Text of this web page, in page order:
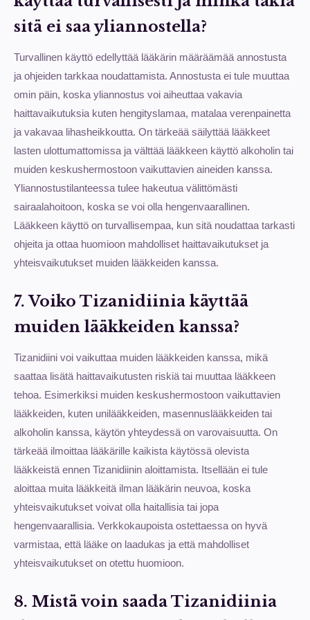
sitä ei saa yliannostella?
Turvallinen käyttö edellyttää lääkärin määräämää annostusta
ja ohjeiden tarkkaa noudattamista. Annostusta ei tule muuttaa
omin päin, koska yliannostus voi aiheuttaa vakavia
haittavaikutuksia kuten hengityslamaa, matalaa verenpainetta
ja vakavaa lihasheikkoutta. On tärkeää säilyttää lääkkeet
lasten ulottumattomissa ja välttää lääkkeen käyttö alkoholin tai
muiden keskushermostoon vaikuttavien aineiden kanssa.
Yliannostustilanteessa tulee hakeutua välittömästi
sairaalahoitoon, koska se voi olla hengenvaarallinen.
Lääkkeen käyttö on turvallisempaa, kun sitä noudattaa tarkasti
ohjeita ja ottaa huomioon mahdolliset haittavaikutukset ja
yhteisvaikutukset muiden lääkkeiden kanssa.
7. Voiko Tizanidiinia käyttää
muiden lääkkeiden kanssa?
Tizanidiini voi vaikuttaa muiden lääkkeiden kanssa, mikä
saattaa lisätä haittavaikutusten riskiä tai muuttaa lääkkeen
tehoa. Esimerkiksi muiden keskushermostoon vaikuttavien
lääkkeiden, kuten unilääkkeiden, masennuslääkkeiden tai
alkoholin kanssa, käytön yhteydessä on varovaisuutta. On
tärkeää ilmoittaa lääkärille kaikista käytössä olevista
lääkkeistä ennen Tizanidiinin aloittamista. Itsellään ei tule
aloittaa muita lääkkeitä ilman lääkärin neuvoa, koska
yhteisvaikutukset voivat olla haitallisia tai jopa
hengenvaarallisia. Verkkokaupoista ostettaessa on hyvä
varmistaa, että lääke on laadukas ja että mahdolliset
yhteisvaikutukset on otettu huomioon.
8. Mistä voin saada Tizanidiinia